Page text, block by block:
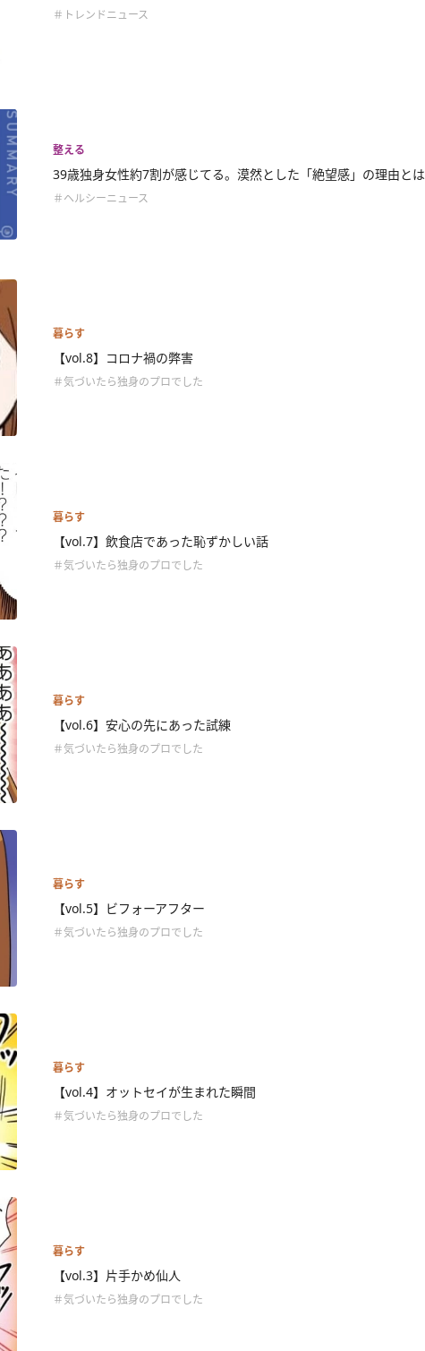
＃トレンドニュース
整える
39歳独身女性約7割が感じてる。漠然とした「絶望感」の理由とは
＃ヘルシーニュース
暮らす
【vol.8】コロナ禍の弊害
＃気づいたら独身のプロでした
暮らす
【vol.7】飲食店であった恥ずかしい話
＃気づいたら独身のプロでした
暮らす
【vol.6】安心の先にあった試練
＃気づいたら独身のプロでした
暮らす
【vol.5】ビフォーアフター
＃気づいたら独身のプロでした
暮らす
【vol.4】オットセイが生まれた瞬間
＃気づいたら独身のプロでした
暮らす
【vol.3】片手かめ仙人
＃気づいたら独身のプロでした